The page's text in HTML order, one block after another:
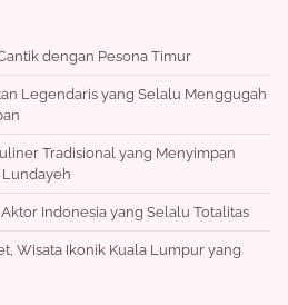
dengan Pesona Timur
Legendaris yang Selalu Menggugah
Tradisional yang Menyimpan
Lundayeh
Indonesia yang Selalu Totalitas
Wisata Ikonik Kuala Lumpur yang